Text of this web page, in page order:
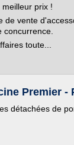
prix !
de vente
toute...
Premier -
détachées de